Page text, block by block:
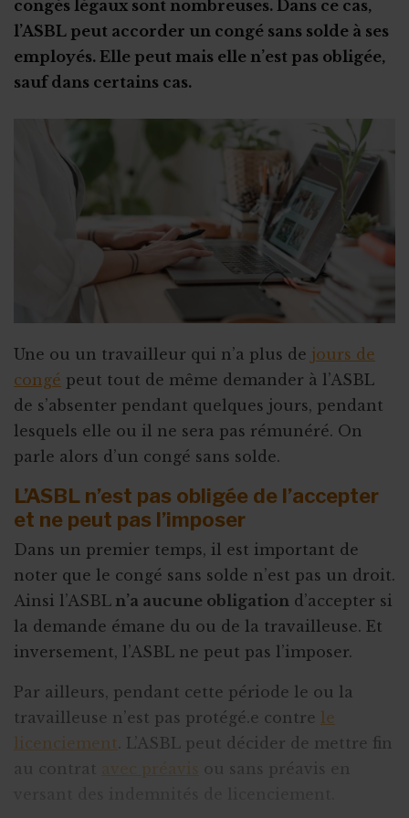
Rupture pour faute grave
Subsides et licenciement
Fin ou rupture du contrat étudiant
Stage en ASBL : les étapes clés
Le recrutement via le stage
Stage ou travail au noir ?
Stage et assurances
Qu’est-ce qu’un "petit statut" ?
congés légaux sont nombreuses. Dans ce cas,
l’ASBL peut accorder un congé sans solde à ses
employés. Elle peut mais elle n’est pas obligée,
sauf dans certains cas.
Une ou un travailleur qui n’a plus de jours de
congé peut tout de même demander à l’ASBL
de s’absenter pendant quelques jours, pendant
lesquels elle ou il ne sera pas rémunéré. On
parle alors d’un congé sans solde.
L’ASBL n’est pas obligée de l’accepter
et ne peut pas l’imposer
Dans un premier temps, il est important de
noter que le congé sans solde n’est pas un droit.
Ainsi l’ASBL n’a aucune obligation d’accepter si
la demande émane du ou de la travailleuse. Et
inversement, l’ASBL ne peut pas l’imposer.
Par ailleurs, pendant cette période le ou la
travailleuse n’est pas protégé.e contre le
licenciement . L’ASBL peut décider de mettre fin
avec préavis